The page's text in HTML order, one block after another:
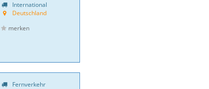
International
Deutschland
merken
Fernverkehr